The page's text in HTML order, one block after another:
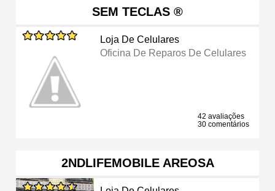
SEM TECLAS ®
Loja De Celulares
Oficina De Reparos De Celulares
42 avaliações
30 comentários
2NDLIFEMOBILE AREOSA